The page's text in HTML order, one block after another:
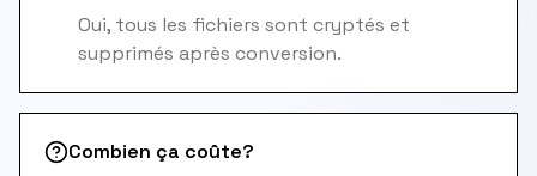
Oui, tous les fichiers sont cryptés et
supprimés après conversion.
Combien ça coûte?